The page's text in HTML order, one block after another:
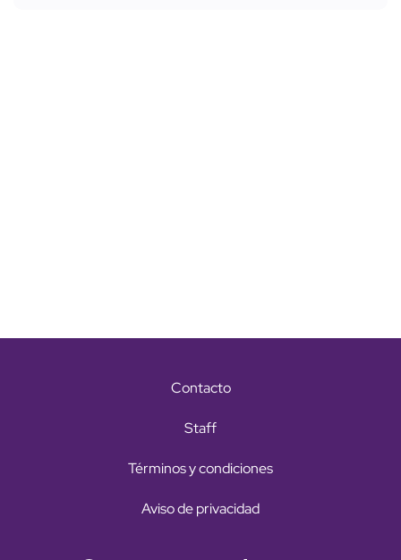
Contacto
Staff
Términos y condiciones
Aviso de privacidad